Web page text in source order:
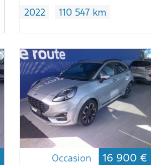
2022
110 547 km
Occasion 16 900 €